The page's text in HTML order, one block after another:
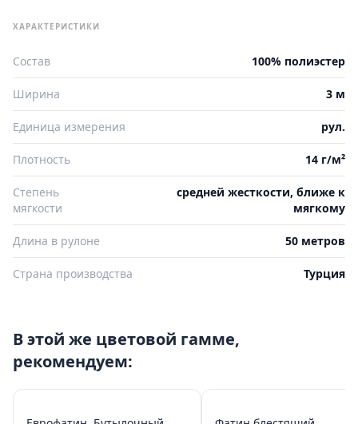
ХАРАКТЕРИСТИКИ
Состав 100% полиэстер
Ширина 3 м
Единица измерения рул.
Плотность 14 г/м²
Степень
мягкости
средней жесткости, ближе к
мягкому
Длина в рулоне 50 метров
Страна производства Турция
В этой же цветовой гамме,
рекомендуем: